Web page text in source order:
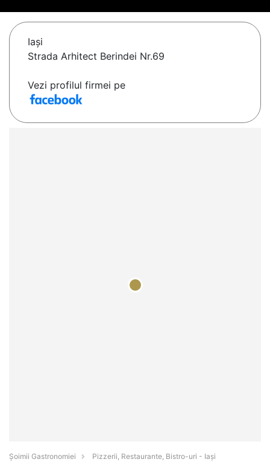
Iaşi
Strada Arhitect Berindei Nr.69
Vezi profilul firmei pe
Șoimii Gastronomiei
Pizzerii, Restaurante, Bistro-uri - Iaşi